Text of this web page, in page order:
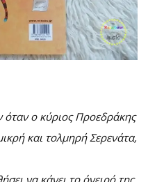
ο κύριος Προεδράκης
και τολμηρή Σερενάτα,
να κάνει το όνειρό της